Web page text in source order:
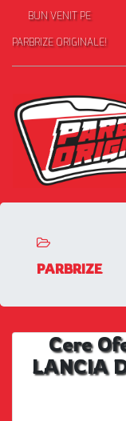
BUN VENIT PE
PARBRIZE ORIGINALE!
PARBRIZE
Cere
LANCIA